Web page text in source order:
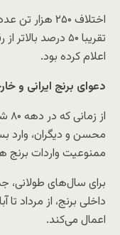
اختلاف ۲۵۰
تقریبا ۵۰ درصد
اعلام کرده بود.
دعوای برنج ایرانی و
محسن و دیگران، وارد
ممنوعیت واردات برنج
برای سال‌های طولانی،
داخلی برنج،‌ از مرداد
اعمال می‌کند.